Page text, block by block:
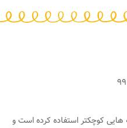
هایی کوچکتر استفاده کرده است و